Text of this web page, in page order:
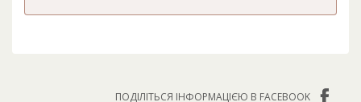
ПОДІЛІТЬСЯ ІНФОРМАЦІЄЮ В FACEBOOK